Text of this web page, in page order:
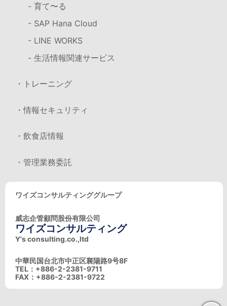
- 育て〜る
- SAP Hana Cloud
- LINE WORKS
- 生活情報関連サービス
・トレーニング
・情報セキュリティ
・飲食店情報
・管理業務委託
ワイズコンサルティンググループ
威志企管顧問股份有限公司
ワイズコンサルティング
Y's consulting.co.,ltd
中華民国台北市中正区襄陽路9号8F
TEL：+886-2-2381-9711
FAX：+886-2-2381-9722